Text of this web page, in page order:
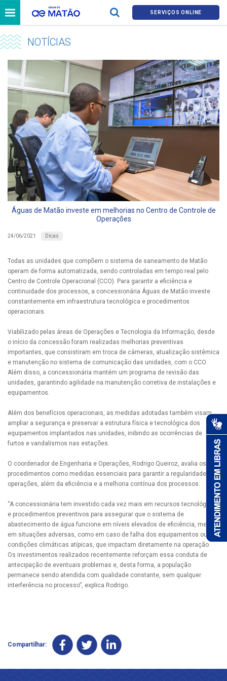
SERVIÇOS ONLINE
NOTÍCIAS
Águas de Matão investe em melhorias no Centro de Controle de
Operações
24/06/2021 Dicas
Todas as unidades que compõem o sistema de saneamento de Matão
operam de forma automatizada, sendo controladas em tempo real pelo
Centro de Controle Operacional (CCO). Para garantir a eficiência e
continuidade dos processos, a concessionária Águas de Matão investe
constantemente em infraestrutura tecnológica e procedimentos
operacionais.
Viabilizado pelas áreas de Operações e Tecnologia da Informação, desde
o início da concessão foram realizadas melhorias preventivas
importantes, que consistiram em troca de câmeras, atualização sistêmica
e manutenção no sistema de comunicação das unidades, com o CCO.
Além disso, a concessionária mantém um programa de revisão das
unidades, garantindo agilidade na manutenção corretiva de instalações e
equipamentos.
Além dos benefícios operacionais, as medidas adotadas também visam
ampliar a segurança e preservar a estrutura física e tecnológica dos
equipamentos implantados nas unidades, inibindo as ocorrências de
furtos e vandalismos nas estações.
O coordenador de Engenharia e Operações, Rodrigo Queiroz, avalia os
procedimentos como medidas essenciais para garantir a regularidade das
operações, além da eficiência e a melhoria contínua dos processos.
“A concessionária tem investido cada vez mais em recursos tecnológicos
e procedimentos preventivos para assegurar que o sistema de
abastecimento de água funcione em níveis elevados de eficiência, mesmo
em situações adversas, como em caso de falha dos equipamentos ou em
condições climáticas atípicas, que impactam diretamente na operação.
Os investimentos realizados recentemente reforçam essa conduta de
antecipação de eventuais problemas e, desta forma, a população
permanece sendo atendida com qualidade constante, sem qualquer
interferência no processo”, explica Rodrigo.
Compartilhar: